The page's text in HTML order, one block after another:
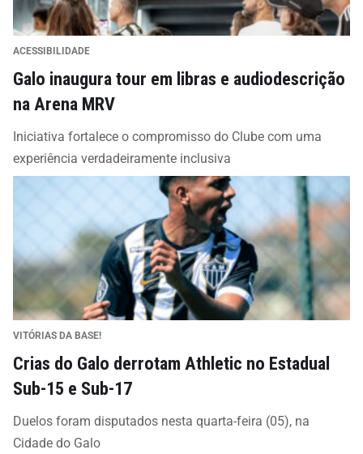
ACESSIBILIDADE
Galo inaugura tour em libras e audiodescrição
na Arena MRV
Iniciativa fortalece o compromisso do Clube com uma
experiência verdadeiramente inclusiva
VITÓRIAS DA BASE!
Crias do Galo derrotam Athletic no Estadual
Sub-15 e Sub-17
Duelos foram disputados nesta quarta-feira (05), na
Cidade do Galo